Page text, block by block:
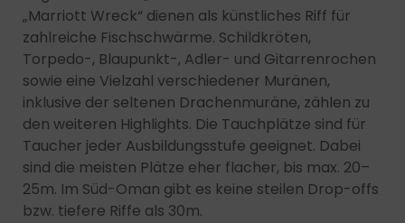
„Marriott Wreck“ dienen als künstliches Riff für
zahlreiche Fischschwärme. Schildkröten,
Torpedo-, Blaupunkt-, Adler- und Gitarrenrochen
sowie eine Vielzahl verschiedener Muränen,
inklusive der seltenen Drachenmuräne, zählen zu
den weiteren Highlights. Die Tauchplätze sind für
Taucher jeder Ausbildungsstufe geeignet. Dabei
sind die meisten Plätze eher flacher, bis max. 20–
25m. Im Süd-Oman gibt es keine steilen Drop-offs
bzw. tiefere Riffe als 30m.